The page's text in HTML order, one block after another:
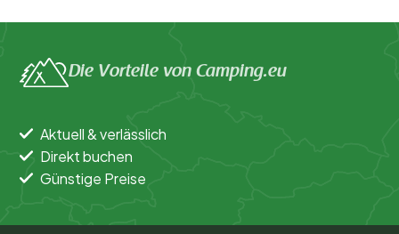
Schwimmen
Sport und Freizeit
Die Vorteile von Camping.eu
Aktuell & verlässlich
Direkt buchen
Günstige Preise